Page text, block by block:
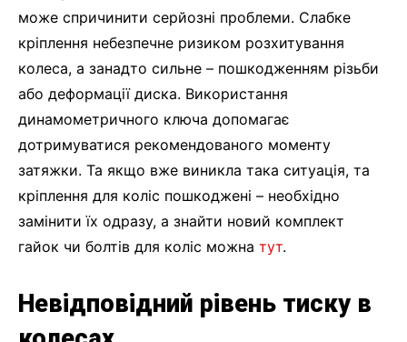
може спричинити серйозні проблеми. Слабке
кріплення небезпечне ризиком розхитування
колеса, а занадто сильне – пошкодженням різьби
або деформації диска. Використання
динамометричного ключа допомагає
дотримуватися рекомендованого моменту
затяжки. Та якщо вже виникла така ситуація, та
кріплення для коліс пошкоджені – необхідно
замінити їх одразу, а знайти новий комплект
гайок чи болтів для коліс можна тут.
Невідповідний рівень тиску в